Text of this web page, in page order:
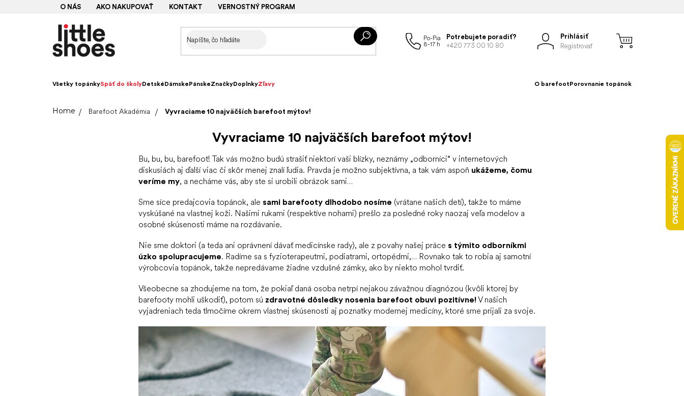
O NÁS AKO NAKUPOVAŤ KONTAKT VERNOSTNÝ PROGRAM
Potrebujete poradiť?
+420 773 00 10 80
Prihlásiť
Registrovať
Všetky topánkySpäť do školyDetskéDámskePánskeZnačkyDoplnkyZľavy O barefootPorovnanie topánok
DomovBarefoot Akadémia Vyvraciame 10 najväčších barefoot mýtov!
Vyvraciame 10 najväčších barefoot mýtov!
Bu, bu, bu, barefoot! Tak vás možno budú strašiť niektorí vaši blízky, neznámy „odborníci“ v internetových
diskusiách aj ďalší viac či skôr menej znalí ľudia. Pravda je možno subjektívna, a tak vám aspoň ukážeme, čomu
veríme my, a necháme vás, aby ste si urobili obrázok sami…
Sme síce predajcovia topánok, ale sami barefooty dlhodobo nosíme (vrátane našich detí), takže to máme
vyskúšané na vlastnej koži. Našimi rukami (respektíve nohami) prešlo za posledné roky naozaj veľa modelov a
osobné skúsenosti máme na rozdávanie.
Nie sme doktori (a teda ani oprávnení dávať medicínske rady), ale z povahy našej práce s týmito odborníkmi
úzko spolupracujeme. Radíme sa s fyzioterapeutmi, podiatrami, ortopédmi,… Rovnako tak to robia aj samotní
výrobcovia topánok, takže nepredávame žiadne vzdušné zámky, ako by niekto mohol tvrdiť.
Všeobecne sa zhodujeme na tom, že pokiaľ daná osoba netrpí nejakou závažnou diagnózou (kvôli ktorej by
barefooty mohli uškodiť), potom sú zdravotné dôsledky nosenia barefoot obuvi pozitívne!V našich
vyjadreniach teda tlmočíme okrem vlastnej skúsenosti aj poznatky modernej medicíny, ktoré sme prijali za svoje.